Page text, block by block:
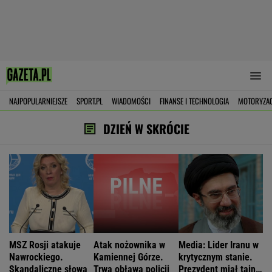
NAJPOPULARNIEJSZE SPORT.PL WIADOMOŚCI FINANSE I TECHNOLOGIA
DZIEŃ W SKRÓCIE
MSZ Rosji atakuje
Nawrockiego.
Skandaliczne słowa
Atak nożownika w
Kamiennej Górze.
Trwa obława policji
Media: Lider Iranu w
krytycznym stanie.
Prezydent miał tajne